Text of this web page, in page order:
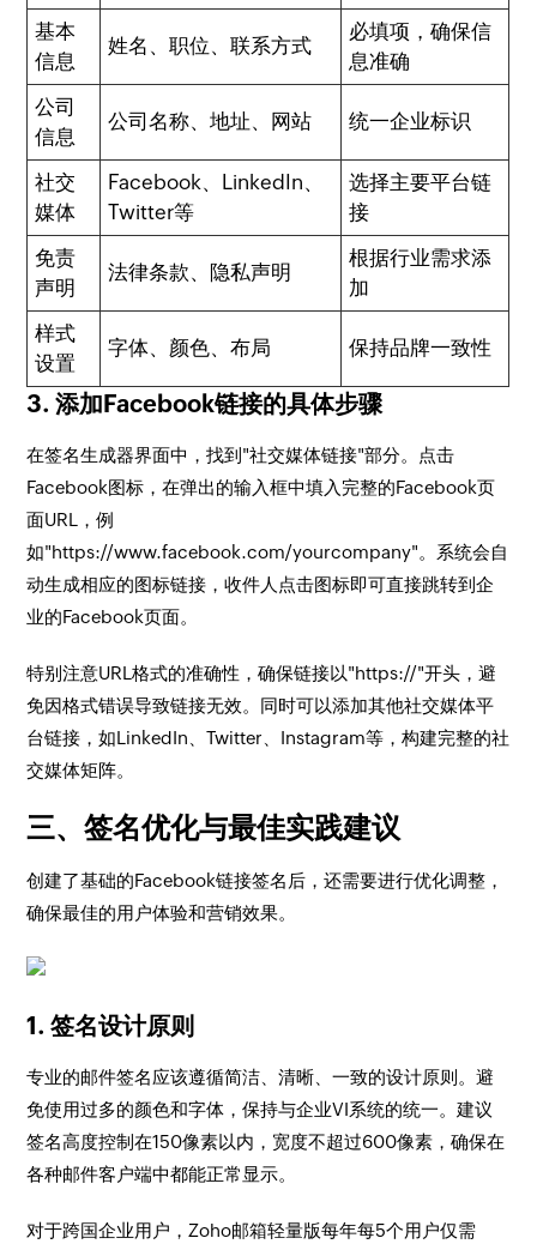
基本
信息
姓名、职位、联系方式
必填项，确保信
息准确
公司
信息
公司名称、地址、网站 统一企业标识
社交
媒体
Facebook、LinkedIn、
Twitter等
选择主要平台链
接
免责
声明
法律条款、隐私声明
根据行业需求添
加
样式
设置
字体、颜色、布局 保持品牌一致性
3. 添加Facebook链接的具体步骤
在签名生成器界面中，找到"社交媒体链接"部分。点击
Facebook图标，在弹出的输入框中填入完整的Facebook页
面URL，例
如"https://www.facebook.com/yourcompany"。系统会自
动生成相应的图标链接，收件人点击图标即可直接跳转到企
业的Facebook页面。
特别注意URL格式的准确性，确保链接以"https://"开头，避
免因格式错误导致链接无效。同时可以添加其他社交媒体平
台链接，如LinkedIn、Twitter、Instagram等，构建完整的社
交媒体矩阵。
三、签名优化与最佳实践建议
创建了基础的Facebook链接签名后，还需要进行优化调整，
确保最佳的用户体验和营销效果。
1. 签名设计原则
专业的邮件签名应该遵循简洁、清晰、一致的设计原则。避
免使用过多的颜色和字体，保持与企业VI系统的统一。建议
签名高度控制在150像素以内，宽度不超过600像素，确保在
各种邮件客户端中都能正常显示。
对于跨国企业用户，Zoho邮箱轻量版每年每5个用户仅需